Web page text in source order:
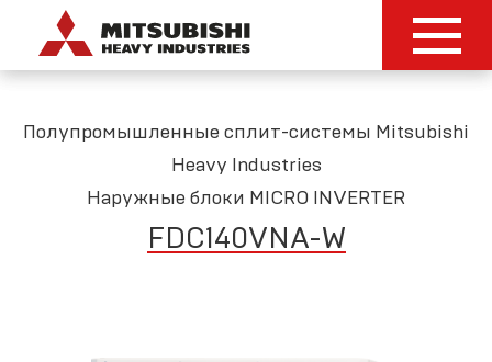
Полупромышленные сплит-системы Mitsubishi
Heavy Industries
Наружные блоки MICRO INVERTER
FDC140VNA-W